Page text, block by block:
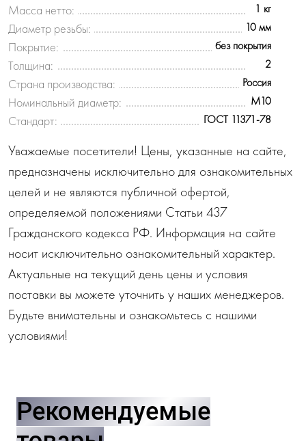
Масса нетто: 1 кг
Диаметр резьбы: 10 мм
Покрытие: без покрытия
Толщина: 2
Страна производства: Россия
Номинальный диаметр: М10
Стандарт: ГОСТ 11371-78
Уважаемые посетители! Цены, указанные на сайте,
предназначены исключительно для ознакомительных
целей и не являются публичной офертой,
определяемой положениями Статьи 437
Гражданского кодекса РФ. Информация на сайте
носит исключительно ознакомительный характер.
Актуальные на текущий день цены и условия
поставки вы можете уточнить у наших менеджеров.
Будьте внимательны и ознакомьтесь с нашими
условиями!
Рекомендуемые